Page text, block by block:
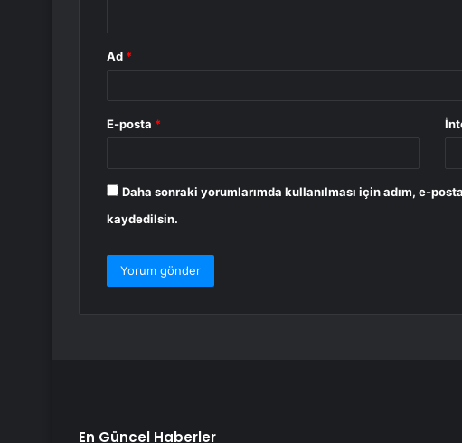
Ad *
E-posta *
Daha sonraki yorumlarımda kullanılması için adım, e-
kaydedilsin.
En Güncel Haberler